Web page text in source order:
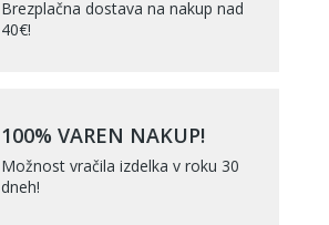
Brezplačna dostava na nakup nad
40€!
100% VAREN NAKUP!
Možnost vračila izdelka v roku 30
dneh!